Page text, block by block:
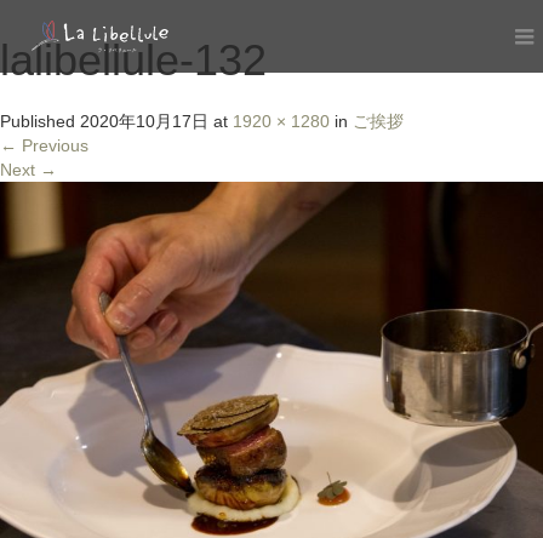
lalibellule-132
Published 2020年10月17日 at 1920 × 1280 in ご挨拶
← Previous
Next →